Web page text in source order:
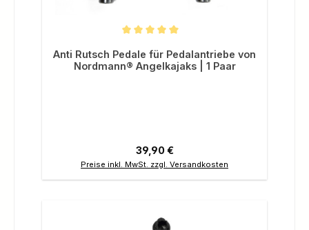
Anti Rutsch Pedale für Pedalantriebe von
Nordmann® Angelkajaks | 1 Paar
Regulärer Preis:
39,90 €
Preise inkl. MwSt. zzgl. Versandkosten